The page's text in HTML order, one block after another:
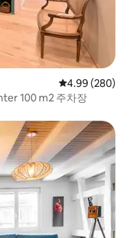
평점 4.99점(5
4.99 (280)
100 m2 주차장